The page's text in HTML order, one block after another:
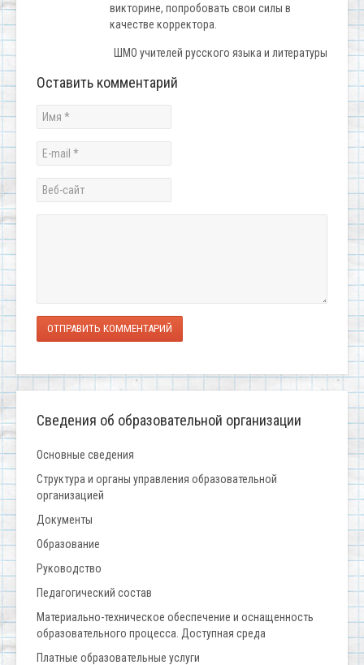
викторине, попробовать свои силы в
качестве корректора.
ШМО учителей русского языка и литературы
Оставить комментарий
ОТПРАВИТЬ КОММЕНТАРИЙ
Сведения об образовательной организации
Основные сведения
Структура и органы управления образовательной
организацией
Документы
Образование
Руководство
Педагогический состав
Материально-техническое обеспечение и оснащенность
образовательного процесса. Доступная среда
Платные образовательные услуги